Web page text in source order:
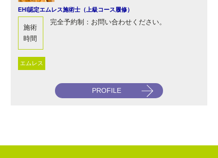
EHI認定エムレス施術士（上級コース履修）
施術
時間
完全予約制：お問い合わせください。
エムレス
PROFILE